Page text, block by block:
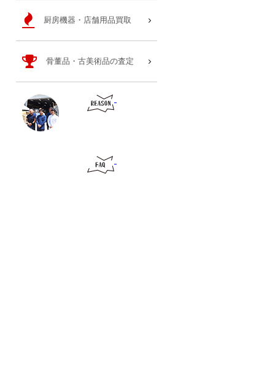
厨房機器・店舗用品買取
骨董品・古美術品の査定